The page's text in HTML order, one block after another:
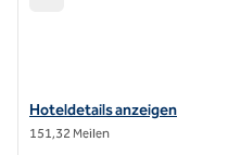
Hoteldetails für Home2
Hoteldetails anzeigen
151,32 Meilen